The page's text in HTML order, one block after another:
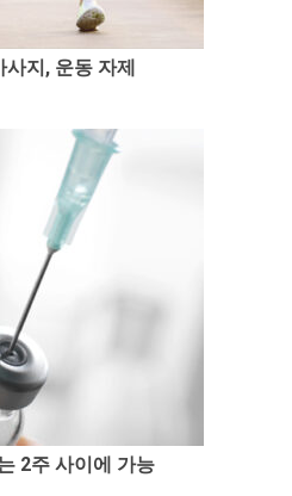
사지, 운동 자제
2주 사이에 가능